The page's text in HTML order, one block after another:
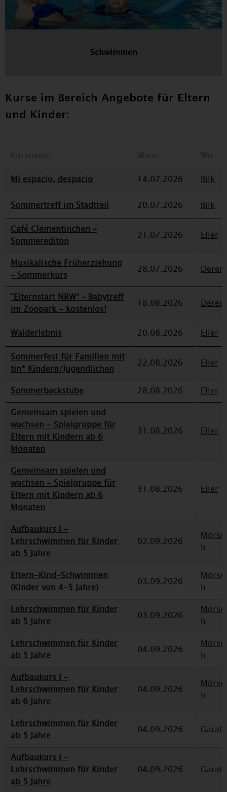
Schwimmen
Kurse im Bereich Angebote für Eltern
und Kinder:
Kursname Wann
Wo
Mi espacio, despacio
14.07.2026 Bilk
Sommertreff im Stadtteil 20.07.2026
Bilk
Café Clementinchen -
Sommerediton
21.07.2026 Eller
Musikalische Früherziehung
– Sommerkurs
28.07.2026
"Elternstart NRW“ – Babytreff
im Zoopark - kostenlos!
18.08.2026
Walderlebnis 20.08.2026
Eller
Sommerfest für Familien mit
tin* Kindern/Jugendlichen
22.08.2026 Eller
Sommerbackstube 28.08.2026
Eller
Gemeinsam spielen und
wachsen - Spielgruppe für
Eltern mit Kindern ab 6
Monaten
31.08.2026 Eller
Gemeinsam spielen und
wachsen - Spielgruppe für
Eltern mit Kindern ab 6
Monaten
31.08.2026 Eller
Aufbaukurs I -
Lehrschwimmen für Kinder
ab 5 Jahre
02.09.2026
h
Eltern-Kind-Schwimmen
(Kinder von 4-5 Jahre)
03.09.2026
h
Lehrschwimmen für Kinder
ab 5 Jahre
03.09.2026
h
Lehrschwimmen für Kinder
ab 5 Jahre
04.09.2026
h
Aufbaukurs I -
Lehrschwimmen für Kinder
ab 6 Jahre
04.09.2026
h
Lehrschwimmen für Kinder
ab 5 Jahre
04.09.2026 Garath
Aufbaukurs I -
Lehrschwimmen für Kinder
ab 5 Jahre
04.09.2026 Garath